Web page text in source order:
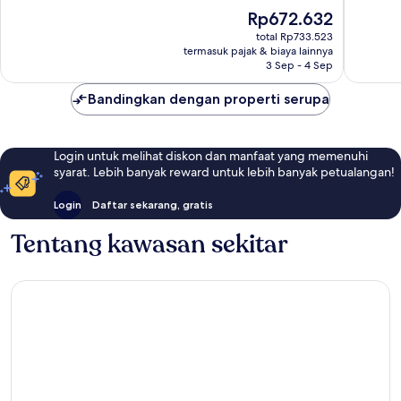
Harga
sekarang
Rp672.632
Rp672.632
total Rp733.523
termasuk pajak & biaya lainnya
3 Sep - 4 Sep
Bandingkan dengan properti serupa
Login untuk melihat diskon dan manfaat yang memenuhi
syarat. Lebih banyak reward untuk lebih banyak petualangan!
Login Daftar sekarang, gratis
Tentang kawasan sekitar